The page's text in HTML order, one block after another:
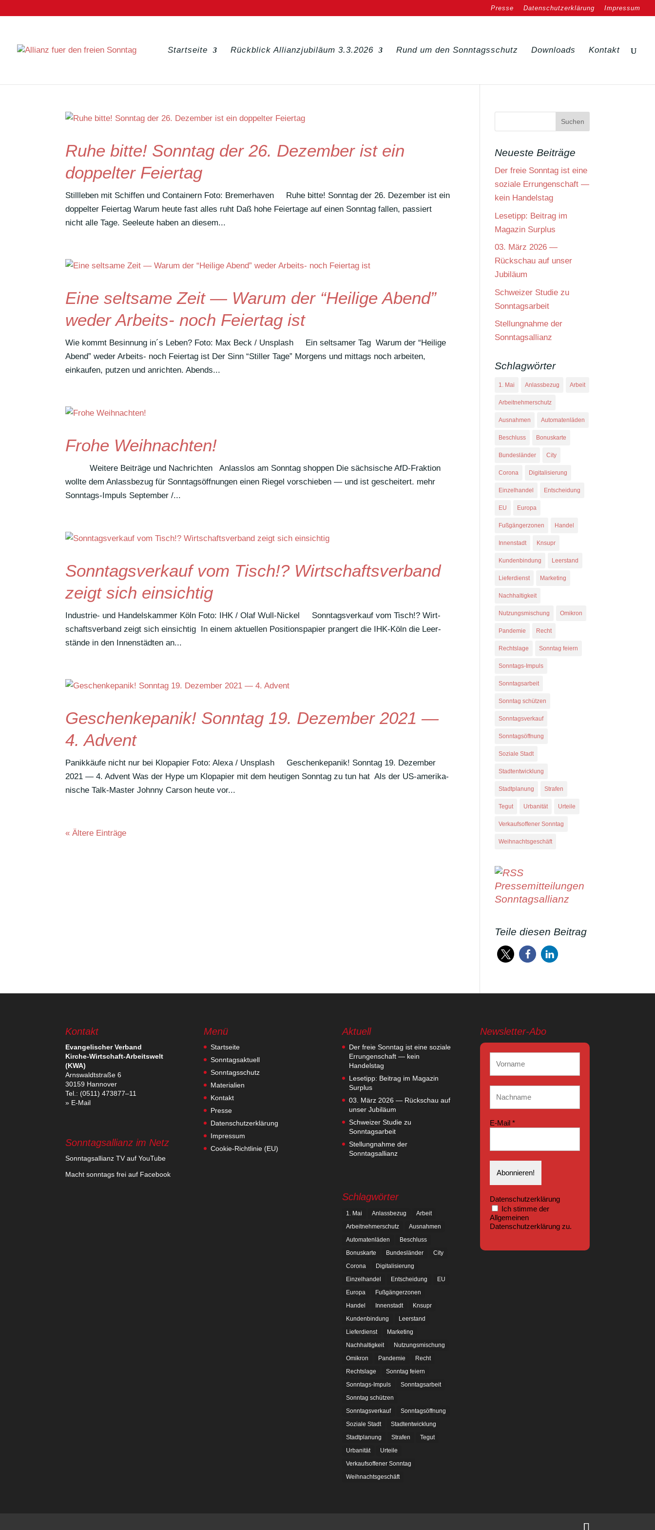
Presse Datenschutzerklärung Impressum
Startseite Rückblick Allianzjubiläum 3.3.2026 Rund um den Sonntagsschutz Downloads Kontakt
Ruhe bitte! Sonntag der 26. Dezember ist ein
doppelter Feiertag
Still­leben mit Schiffen und Containern Foto: Bremerhaven Ruhe bitte! Sonntag der 26. Dezember ist ein
doppelter Feiertag Warum heute fast alles ruht Daß hohe Feier­tage auf einen Sonntag fallen, passiert
nicht alle Tage. Seeleute haben an diesem...
Eine seltsame Zeit — Warum der “Heilige Abend”
weder Arbeits- noch Feiertag ist
Wie kommt Besin­nung in´s Leben? Foto: Max Beck / Unsplash Ein selt­samer Tag Warum der “Heilige
Abend” weder Arbeits- noch Feiertag ist Der Sinn “Stiller Tage” Morgens und mittags noch arbeiten,
einkaufen, putzen und anrichten. Abends...
Frohe Weihnachten!
Weitere Beiträge und Nachrichten Anlasslos am Sonntag shoppen Die säch­si­sche AfD-Frak­­tion
wollte dem Anlass­bezug für Sonn­tags­öff­nungen einen Riegel vorschieben — und ist gescheitert. mehr
Sonntags-Impuls September /...
Sonntagsverkauf vom Tisch!? Wirtschaftsverband
zeigt sich einsichtig
Indus­trie- und Handels­kammer Köln Foto: IHK / Olaf Wull-Nickel Sonn­tags­ver­kauf vom Tisch!? Wirt­
schafts­ver­band zeigt sich einsichtig In einem aktu­ellen Posi­ti­ons­pa­pier pran­gert die IHK-Köln die Leer­
stände in den Innen­städten an...
Geschenkepanik! Sonntag 19. Dezember 2021 —
4. Advent
Panik­käufe nicht nur bei Klopapier Foto: Alexa / Unsplash Geschen­ke­panik! Sonntag 19. Dezember
2021 — 4. Advent Was der Hype um Klopa­pier mit dem heutigen Sonntag zu tun hat Als der US-ameri­ka­
ni­sche Talk-Master Johnny Carson heute vor...
« Ältere Einträge
Neueste Beiträge
Der freie Sonntag ist eine
soziale Errungenschaft —
kein Handelstag
Lesetipp: Beitrag im
Magazin Surplus
03. März 2026 —
Rückschau auf unser
Jubiläum
Schweizer Studie zu
Sonntagsarbeit
Stellungnahme der
Sonntagsallianz
Schlagwörter
1. Mai Anlassbezug Arbeit
Arbeitnehmerschutz
Ausnahmen Automatenläden
Beschluss Bonuskarte
Bundesländer City
Corona Digitalisierung
Einzelhandel Entscheidung
EU Europa
Fußgängerzonen Handel
Innenstadt Knsupr
Kundenbindung Leerstand
Lieferdienst Marketing
Nachhaltigkeit
Nutzungsmischung Omikron
Pandemie Recht
Rechtslage Sonntag feiern
Sonntags-Impuls
Sonntagsarbeit
Sonntag schützen
Sonntagsverkauf
Sonntagsöffnung
Soziale Stadt
Stadtentwicklung
Stadtplanung Strafen
Tegut Urbanität Urteile
Verkaufsoffener Sonntag
Weihnachtsgeschäft
Pressemitteilungen
Sonntagsallianz
Teile diesen Beitrag
Kontakt
Evan­ge­li­scher Verband
Kirche-Wirt­schaft-Arbeits­welt
(KWA)
Arns­waldt­straße 6
30159 Hannover
Tel.: (0511) 473877–11
» E‑Mail
Sonntagsallianz im Netz
Sonn­tags­al­lianz TV auf YouTube
Macht sonn­tags frei auf Facebook
Menü
Startseite
Sonntagsaktuell
Sonntagsschutz
Materialien
Kontakt
Presse
Datenschutzerklärung
Impressum
Cookie-Richtlinie (EU)
Aktuell
Der freie Sonntag ist eine soziale
Errungenschaft — kein
Handelstag
Lesetipp: Beitrag im Magazin
Surplus
03. März 2026 — Rückschau auf
unser Jubiläum
Schweizer Studie zu
Sonntagsarbeit
Stellungnahme der
Sonntagsallianz
Schlagwörter
1. Mai Anlassbezug
Arbeit
Arbeitnehmerschutz
Ausnahmen
Automatenläden
Beschluss
Bonuskarte
Bundesländer
City
Corona
Digitalisierung
Einzelhandel
Entscheidung
EU
Europa
Fußgängerzonen
Handel
Innenstadt
Knsupr
Kundenbindung
Leerstand
Lieferdienst
Marketing
Nachhaltigkeit
Nutzungsmischung
Omikron
Pandemie
Recht
Rechtslage
Sonntag feiern
Sonntags-Impuls
Sonntagsarbeit
Sonntag schützen
Sonntagsverkauf
Sonntagsöffnung
Soziale Stadt
Stadtentwicklung
Stadtplanung
Strafen
Tegut
Urbanität
Urteile
Verkaufsoffener Sonntag
Weihnachtsgeschäft
Newsletter-Abo
E-Mail*
Datenschutzerklärung
Ich stimme der
Allgemeinen
Datenschutzerklärung zu.